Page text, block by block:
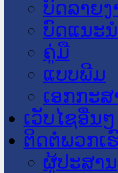
ບົດລາຍງ
ບົດແນະ
ຄູ່ມື
ແບບພີມ
ເອກກະ
ເວັບໄຊອື່ນໆ
ຕິດຕໍ່ພວກເ
ຜູ້ປະສາ